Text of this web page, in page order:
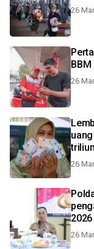
26
26
triliun
26
2026
26